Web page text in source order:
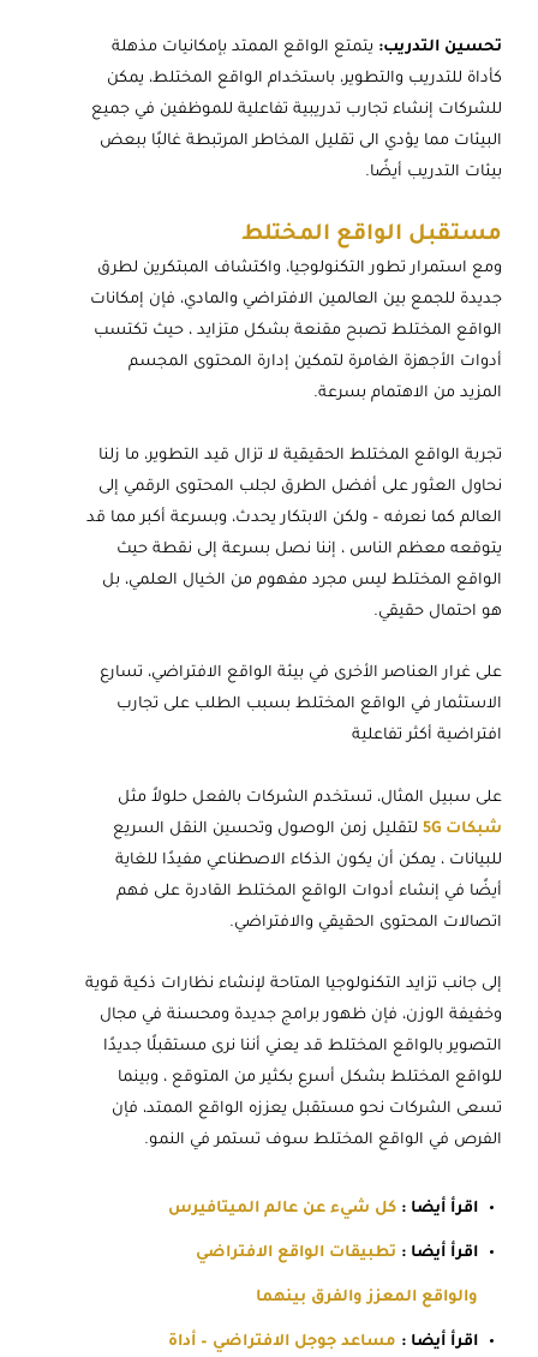
تحسين التدريب: يتمتع الواقع الممتد بإمكانيات مذهلة
كأداة للتدريب والتطوير، باستخدام الواقع المختلط، يمكن
للشركات إنشاء تجارب تدريبية تفاعلية للموظفين في جميع
البيئات مما يؤدي الى تقليل المخاطر المرتبطة غالبًا ببعض
بيئات التدريب أيضًا.
مستقبل الواقع المختلط
ومع استمرار تطور التكنولوجيا، واكتشاف المبتكرين لطرق
جديدة للجمع بين العالمين الافتراضي والمادي، فإن إمكانات
الواقع المختلط تصبح مقنعة بشكل متزايد ، حيث تكتسب
أدوات الأجهزة الغامرة لتمكين إدارة المحتوى المجسم
المزيد من الاهتمام بسرعة.
تجربة الواقع المختلط الحقيقية لا تزال قيد التطوير، ما زلنا
نحاول العثور على أفضل الطرق لجلب المحتوى الرقمي إلى
العالم كما نعرفه – ولكن الابتكار يحدث، وبسرعة أكبر مما قد
يتوقعه معظم الناس ، إننا نصل بسرعة إلى نقطة حيث
الواقع المختلط ليس مجرد مفهوم من الخيال العلمي، بل
هو احتمال حقيقي.
على غرار العناصر الأخرى في بيئة الواقع الافتراضي، تسارع
الاستثمار في الواقع المختلط بسبب الطلب على تجارب
افتراضية أكثر تفاعلية
على سبيل المثال، تستخدم الشركات بالفعل حلولاً مثل
شبكات 5G
لتقليل زمن الوصول وتحسين النقل السريع
للبيانات ، يمكن أن يكون الذكاء الاصطناعي مفيدًا للغاية
أيضًا في إنشاء أدوات الواقع المختلط القادرة على فهم
اتصالات المحتوى الحقيقي والافتراضي.
إلى جانب تزايد التكنولوجيا المتاحة لإنشاء نظارات ذكية قوية
وخفيفة الوزن، فإن ظهور برامج جديدة ومحسنة في مجال
التصوير بالواقع المختلط قد يعني أننا نرى مستقبلًا جديدًا
للواقع المختلط بشكل أسرع بكثير من المتوقع ، وبينما
تسعى الشركات نحو مستقبل يعززه الواقع الممتد، فإن
الفرص في الواقع المختلط سوف تستمر في النمو.
اقرأ أيضا : كل شيء عن عالم الميتافيرس
اقرأ أيضا : تطبيقات الواقع الافتراضي
والواقع المعزز والفرق بينهما
اقرأ أيضا : مساعد جوجل الافتراضي – أداة